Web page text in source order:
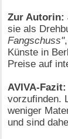
Zur Autorin:
sie als
Fangschuss"
Künste in
Preise auf
AVIVA-Fazit:
vorzufinden.
weniger
und sind